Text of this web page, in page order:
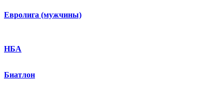
Евролига (мужчины)
НБА
Биатлон